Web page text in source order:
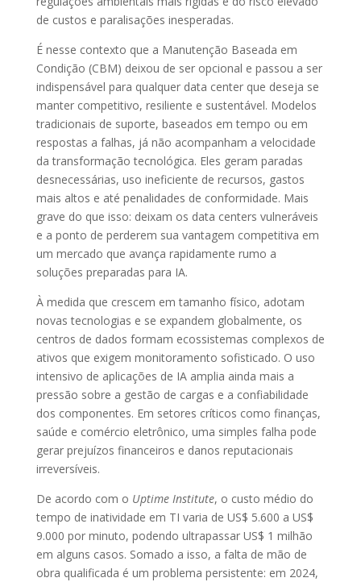
de custos e paralisações inesperadas.
É nesse contexto que a Manutenção Baseada em
Condição (CBM) deixou de ser opcional e passou a ser
indispensável para qualquer data center que deseja se
manter competitivo, resiliente e sustentável. Modelos
tradicionais de suporte, baseados em tempo ou em
respostas a falhas, já não acompanham a velocidade
da transformação tecnológica. Eles geram paradas
desnecessárias, uso ineficiente de recursos, gastos
mais altos e até penalidades de conformidade. Mais
grave do que isso: deixam os data centers vulneráveis
e a ponto de perderem sua vantagem competitiva em
um mercado que avança rapidamente rumo a
soluções preparadas para IA.
À medida que crescem em tamanho físico, adotam
novas tecnologias e se expandem globalmente, os
centros de dados formam ecossistemas complexos de
ativos que exigem monitoramento sofisticado. O uso
intensivo de aplicações de IA amplia ainda mais a
pressão sobre a gestão de cargas e a confiabilidade
dos componentes. Em setores críticos como finanças,
saúde e comércio eletrônico, uma simples falha pode
gerar prejuízos financeiros e danos reputacionais
irreversíveis.
De acordo com o Uptime Institute, o custo médio do
tempo de inatividade em TI varia de US$ 5.600 a US$
9.000 por minuto, podendo ultrapassar US$ 1 milhão
em alguns casos. Somado a isso, a falta de mão de
obra qualificada é um problema persistente: em 2024,